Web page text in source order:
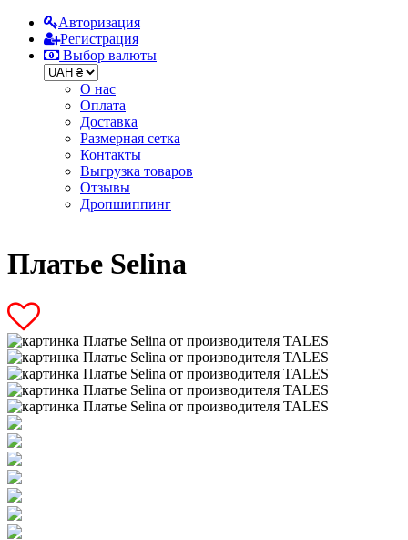
Авторизация
Регистрация
Выбор валюты
О нас
Оплата
Доставка
Размерная сетка
Контакты
Выгрузка товаров
Отзывы
Дропшиппинг
Платье Selina